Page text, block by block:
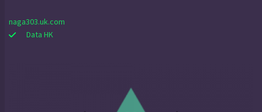
naga303.uk.com
Data HK